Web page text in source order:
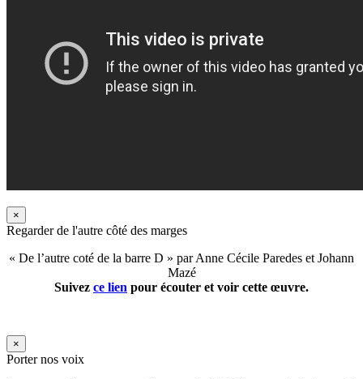
×
Regarder de l'autre côté des marges
« De l’autre coté de la barre D » par Anne Cécile Paredes et Johann
Mazé
Suivez ce lien pour écouter et voir cette œuvre.
×
Porter nos voix